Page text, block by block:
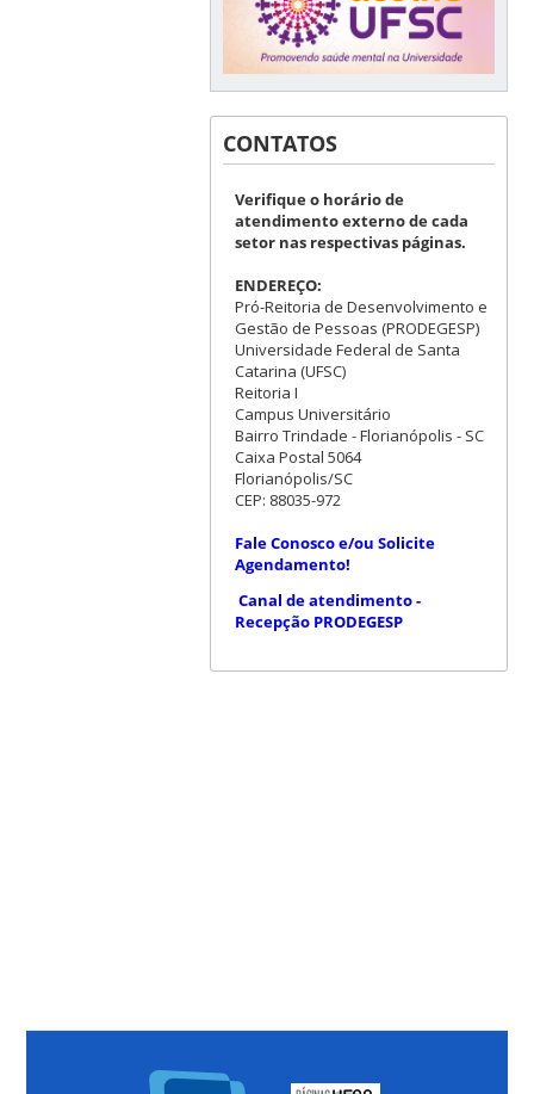
CONTATOS
Verifique o horário de
atendimento externo de cada
setor nas respectivas páginas.
ENDEREÇO:
Pró-Reitoria de Desenvolvimento e
Gestão de Pessoas (PRODEGESP)
Universidade Federal de Santa
Catarina (UFSC)
Reitoria I
Campus Universitário
Bairro Trindade - Florianópolis - SC
Caixa Postal 5064
Florianópolis/SC
CEP: 88035-972
Fale Conosco e/ou Solicite
Agendamento!
Canal de atendimento -
Recepção PRODEGESP